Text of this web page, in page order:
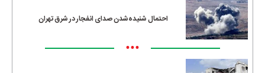
احتمال شنیده‌شدن صدای انفجار در شرق تهران
•••